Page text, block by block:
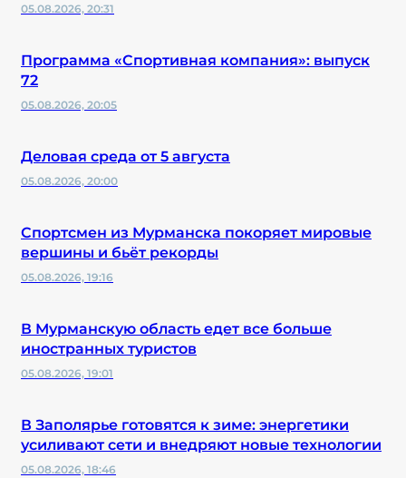
05.08.2026, 20:31
Программа «Спортивная компания»: выпуск
72
05.08.2026, 20:05
Деловая среда от 5 августа
05.08.2026, 20:00
Спортсмен из Мурманска покоряет мировые
вершины и бьёт рекорды
05.08.2026, 19:16
В Мурманскую область едет все больше
иностранных туристов
05.08.2026, 19:01
В Заполярье готовятся к зиме: энергетики
усиливают сети и внедряют новые технологии
05.08.2026, 18:46